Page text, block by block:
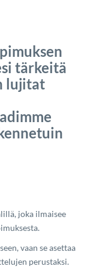
tärkeitä
lujitat
joka ilmaisee
vaan se asettaa
perustaksi.